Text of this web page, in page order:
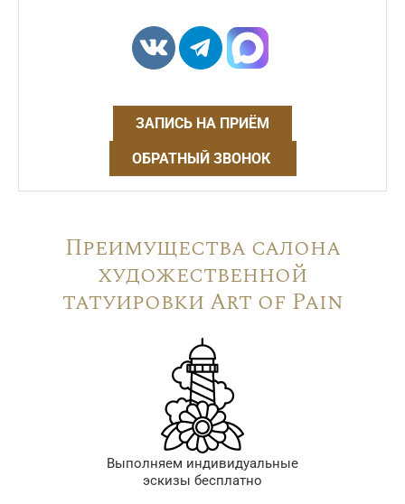
ЗАПИСЬ НА ПРИЁМ
ОБРАТНЫЙ ЗВОНОК
Преимущества салона
художественной
татуировки Art of Pain
Выполняем индивидуальные
эскизы бесплатно